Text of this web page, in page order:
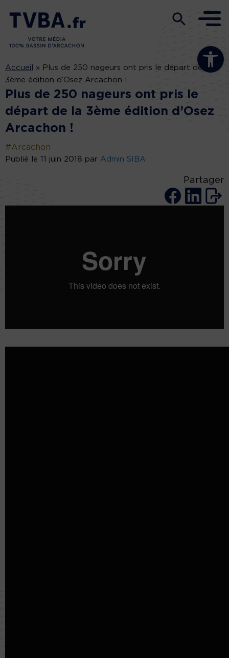
Ouvrir la
Accueil » Plus de 250 nageurs ont pris le départ de la
3ème édition d’Osez Arcachon !
Plus de 250 nageurs ont pris le
départ de la 3ème édition d’Osez
Arcachon !
#Arcachon
Publié le 11 juin 2018 par Admin SIBA
Partager